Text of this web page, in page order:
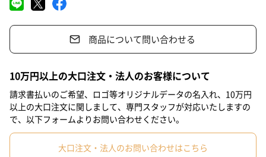
氷の代用品として使えるステンレス製アイスキューブです。通常
の氷のように溶けて飲み物が薄まることがありませんので、ビー
ル、ワイン、冷酒、ウィスキー等におすすめです。何度でも繰り
返しお使いいただけます。
縁起の良いサイコロデザイン
サイコロはどこへ転がっても必ず「目が出る」＝「芽が出る」と
#父の日 #母の日
#娘 #姪 #甥 #部下男性
#男子中学生 #男子高校生 #母親 #彼氏 #女友達
#男友達 #男性 #女性 #夫 #妻 #父親 #彼女
商品について問い合わせる
10万円以上の大口注文・法人のお客様について
請求書払いのご希望、ロゴ等オリジナルデータの名入れ、10万円
以上の大口注文に関しまして、専門スタッフが対応いたしますの
で、以下フォームよりお問い合わせください。
大口注文・法人のお問い合わせはこちら